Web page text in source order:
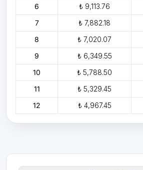
6
₺ 9,113.76
7
₺ 7,882.18
8
₺ 7,020.07
9
₺ 6,349.55
10
₺ 5,788.50
11
₺ 5,329.45
12
₺ 4,967.45